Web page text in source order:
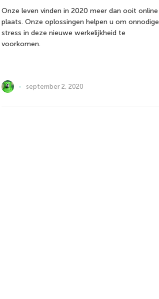
Onze leven vinden in 2020 meer dan ooit online
plaats. Onze oplossingen helpen u om onnodige
stress in deze nieuwe werkelijkheid te
voorkomen.
september 2, 2020